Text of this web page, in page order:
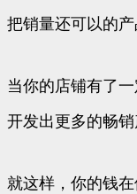
把销量还可以的产
当你的店铺有了
开发出更多的畅
就这样，你的钱